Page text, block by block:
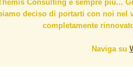
Consulting è sempre più...
deciso di portarti con noi nel
completamente
Naviga su